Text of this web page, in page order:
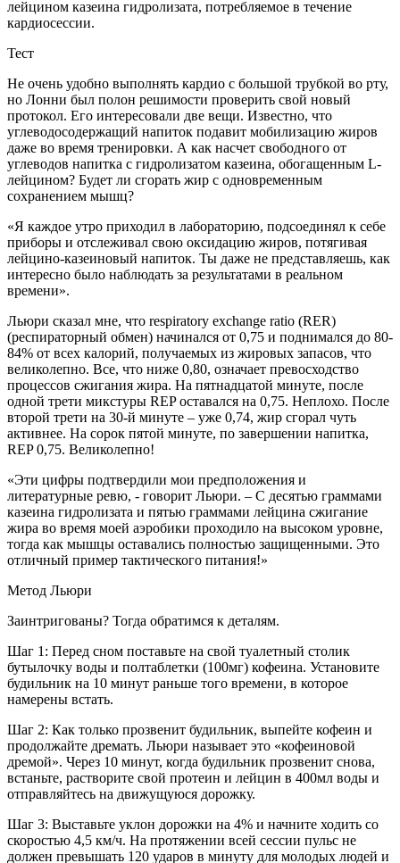
лейцином казеина гидролизата, потребляемое в течение
кардиосессии.
Тест
Не очень удобно выполнять кардио с большой трубкой во рту,
но Лонни был полон решимости проверить свой новый
протокол. Его интересовали две вещи. Известно, что
углеводосодержащий напиток подавит мобилизацию жиров
даже во время тренировки. А как насчет свободного от
углеводов напитка с гидролизатом казеина, обогащенным L-
лейцином? Будет ли сгорать жир с одновременным
сохранением мышц?
«Я каждое утро приходил в лабораторию, подсоединял к себе
приборы и отслеживал свою оксидацию жиров, потягивая
лейцино-казеиновый напиток. Ты даже не представляешь, как
интересно было наблюдать за результатами в реальном
времени».
Льюри сказал мне, что respiratory exchange ratio (RER)
(респираторный обмен) начинался от 0,75 и поднимался до 80-
84% от всех калорий, получаемых из жировых запасов, что
великолепно. Все, что ниже 0,80, означает превосходство
процессов сжигания жира. На пятнадцатой минуте, после
одной трети микстуры REP оставался на 0,75. Неплохо. После
второй трети на 30-й минуте – уже 0,74, жир сгорал чуть
активнее. На сорок пятой минуте, по завершении напитка,
REP 0,75. Великолепно!
«Эти цифры подтвердили мои предположения и
литературные ревю, - говорит Льюри. – С десятью граммами
казеина гидролизата и пятью граммами лейцина сжигание
жира во время моей аэробики проходило на высоком уровне,
тогда как мышцы оставались полностью защищенными. Это
отличный пример тактического питания!»
Метод Льюри
Заинтригованы? Тогда обратимся к деталям.
Шаг 1: Перед сном поставьте на свой туалетный столик
бутылочку воды и полтаблетки (100мг) кофеина. Установите
будильник на 10 минут раньше того времени, в которое
намерены встать.
Шаг 2: Как только прозвенит будильник, выпейте кофеин и
продолжайте дремать. Льюри называет это «кофеиновой
дремой». Через 10 минут, когда будильник прозвенит снова,
встаньте, растворите свой протеин и лейцин в 400мл воды и
отправляйтесь на движущуюся дорожку.
Шаг 3: Выставьте уклон дорожки на 4% и начните ходить со
скоростью 4,5 км/ч. На протяжении всей сессии пульс не
должен превышать 120 ударов в минуту для молодых людей и